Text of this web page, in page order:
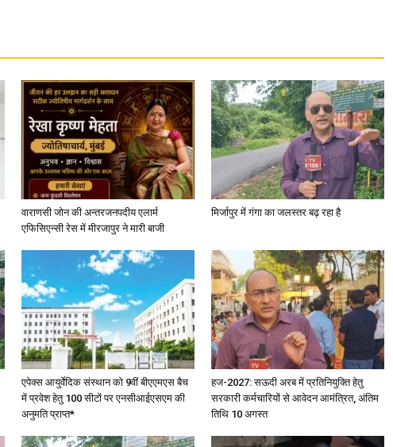
वाराणसी जोन की अन्तरजनपदीय एलार्म
एफिसिएन्सी रेस में मीरजापुर ने मारी बाजी
मिर्जापुर में गंगा का जलस्तर बढ़ रहा है
एपेक्स आयुर्वेदिक संस्थान को 9वीं बीएएमएस बैच
में प्रवेश हेतु 100 सीटों पर एनसीआईएसएम की
अनुमति प्राप्त*
हज-2027: सऊदी अरब में प्रतिनियुक्ति हेतु
सरकारी कर्मचारियों से आवेदन आमंत्रित, अंतिम
तिथि 10 अगस्त